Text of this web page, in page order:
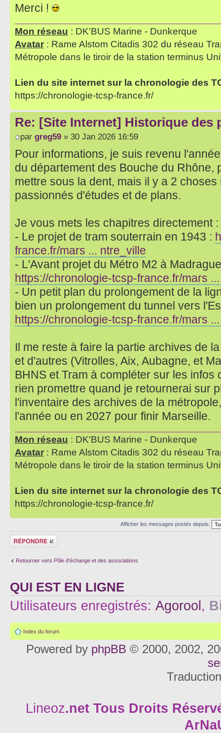
Merci !
Mon réseau : DK'BUS Marine - Dunkerque
Avatar : Rame Alstom Citadis 302 du réseau
Métropole dans le tiroir de la station terminus
Lien du site internet sur la chronologie des
https://chronologie-tcsp-france.fr/
Re: [Site Internet] Historique des
par greg59 » 30 Jan 2026 16:59
Pour informations, je suis revenu
du département des Bouche du Rhône,
mettre sous la dent, mais il y a 2
passionnés d'études et de plans.
Je vous mets les chapitres directement :
- Le projet de tram souterrain en 1943 :
france.fr/mars ... ntre_ville
- L'Avant projet du Métro M2 à
https://chronologie-tcsp-france.fr/mars
- Un petit plan du prolongement de la
bien un prolongement du tunnel vers
https://chronologie-tcsp-france.fr/mars
Il me reste à faire la partie archives de
et d'autres (Vitrolles, Aix, Aubagne, et
BHNS et Tram à compléter sur les
rien promettre quand je retournerai sur
l'inventaire des archives de la
l'année ou en 2027 pour finir Marseille.
Mon réseau : DK'BUS Marine - Dunkerque
Avatar : Rame Alstom Citadis 302 du réseau
Métropole dans le tiroir de la station terminus
Lien du site internet sur la chronologie des
https://chronologie-tcsp-france.fr/
Afficher les messages postés depuis:
Répondre
Retourner vers Pôle d'échange et des associations
QUI EST EN LIGNE
Utilisateurs enregistrés: Agorool ,
Index du forum
Powered by phpBB © 2000, 2002,
Lineoz.net Tous Droits